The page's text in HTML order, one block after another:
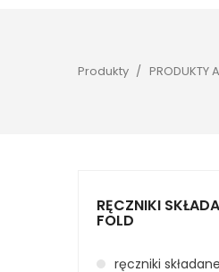
Produkty PRODUKTY
RĘCZNIKI
FOLD
ręczniki